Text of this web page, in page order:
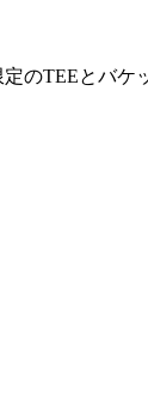
のTEEとバケ